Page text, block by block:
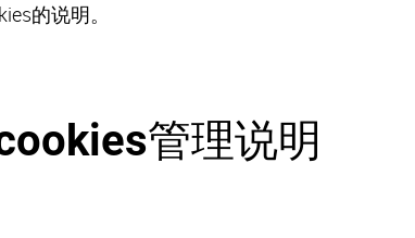
的说明。
管理说明